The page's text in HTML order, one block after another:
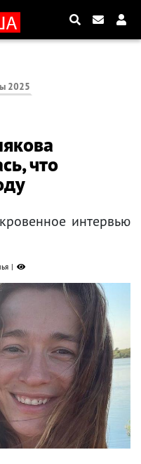
2025
что
интервью